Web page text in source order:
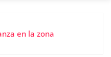
en la zona